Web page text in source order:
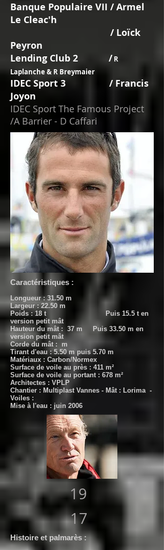
Banque Populaire VII / Armel
Le Cleac'h
/ Loïck
Peyron
Lending Club 2 / R
Laplanche & R Breymaier
IDEC Sport 3 / Francis
Joyon
IDEC Sport The Famous Project
/A Barrier - D Caffari
Caractéristiques :
Longueur : 31.50 m
Largeur : 22.50 m
Poids : 18 t Puis 15.5 t en
version petit mât
Hauteur du mât : 37 m Puis 33.50 m en
version petit mât
Corde du mât : m
Tirant d'eau : 5.50 m puis 5.70 m
Matériaux : Carbon/Normex
Surface de voile au près : 411 m²
Surface de voile au portant : 678 m²
Architectes : VPLP
Chantier : Multiplast Vannes - Mât : Lorima -
Voiles :
Mise à l'eau : juin 2006
19
17
Histoire et palmarès :